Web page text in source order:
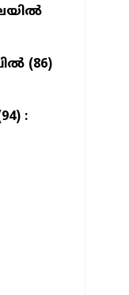
(86)
: